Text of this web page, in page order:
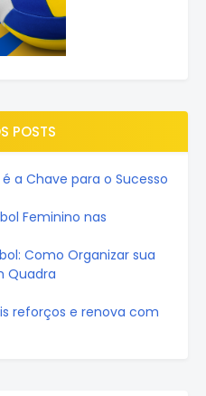
POSTS
a Chave para o Sucesso
Feminino nas
Como Organizar sua
Quadra
reforços e renova com